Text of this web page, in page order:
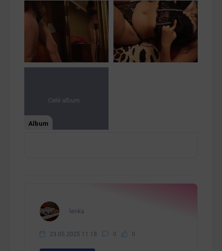
Celé album
Album
lenka
23.05.2025 11:18 0 0